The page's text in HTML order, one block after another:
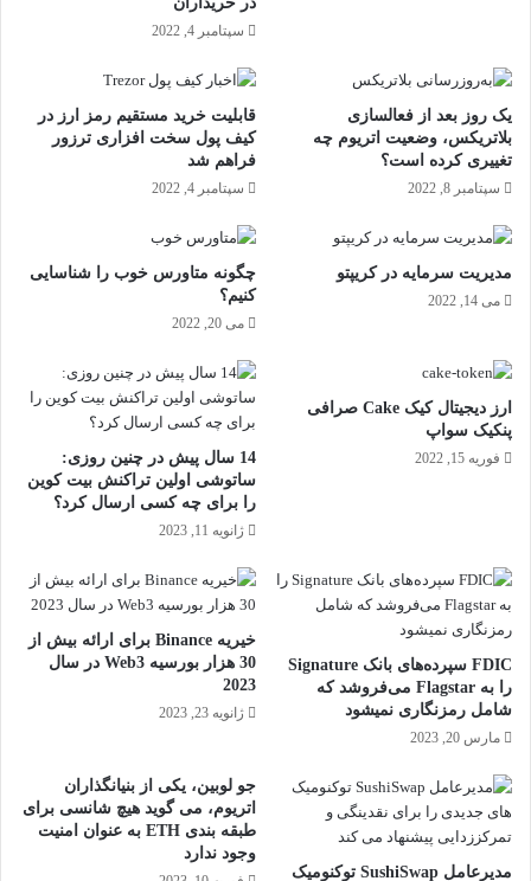
سپتامبر 4, 2022
یک روز بعد از فعالسازی
بلاتریکس، وضعیت اتریوم چه
تغییری کرده است؟
سپتامبر 8, 2022
قابلیت خرید مستقیم رمز ارز در
کیف پول سخت افزاری ترزور
فراهم شد
سپتامبر 4, 2022
مدیریت سرمایه در کریپتو
می 14, 2022
چگونه متاورس خوب را شناسایی
کنیم؟
می 20, 2022
ارز دیجیتال کیک Cake صرافی
پنکیک سواپ
فوریه 15, 2022
14 سال پیش در چنین روزی:
ساتوشی اولین تراکنش بیت کوین
را برای چه کسی ارسال کرد؟
ژانویه 11, 2023
FDIC سپرده‌های بانک Signature
را به Flagstar می‌فروشد که
شامل رمزنگاری نمیشود
مارس 20, 2023
خیریه Binance برای ارائه بیش از
30 هزار بورسیه Web3 در سال
2023
ژانویه 23, 2023
مدیرعامل SushiSwap توکنومیک
جو لوبین، یکی از بنیانگذاران
اتریوم، می گوید هیچ شانسی برای
طبقه بندی ETH به عنوان امنیت
وجود ندارد